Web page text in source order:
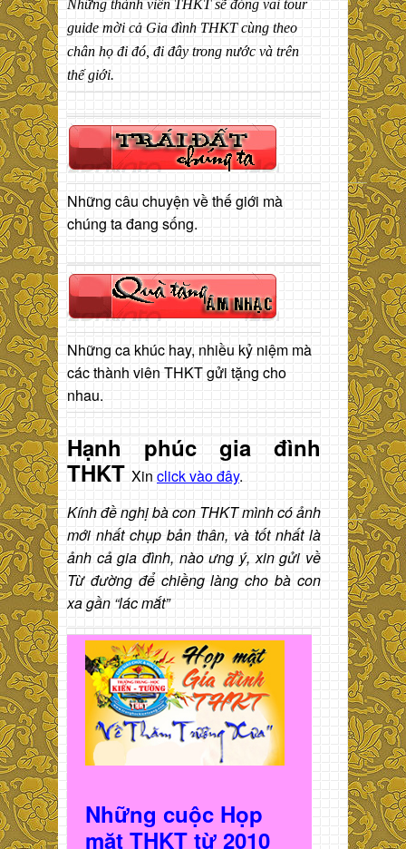
Những thành viên THKT sẽ đóng vai tour
guide mời cả Gia đình THKT cùng theo
chân họ đi đó, đi đây trong nước và trên
thế giới.
Những câu chuyện về thế giới mà
chúng ta đang sống.
Những ca khúc hay, nhiều kỷ niệm mà
các thành viên THKT gửi tặng cho
nhau.
Hạnh phúc gia đình
THKT Xin click vào đây.
Kính đề nghị bà con THKT mình có ảnh
mới nhất chụp bản thân, và tốt nhất là
ảnh cả gia đình, nào ưng ý, xin gửi về
Từ đường để chiềng làng cho bà con
xa gần “lác mắt”
Những cuộc Họp
mặt THKT từ 2010